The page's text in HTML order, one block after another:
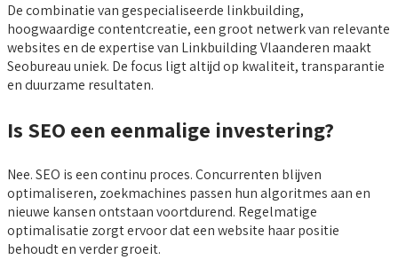
De combinatie van gespecialiseerde linkbuilding,
hoogwaardige contentcreatie, een groot netwerk van relevante
websites en de expertise van Linkbuilding Vlaanderen maakt
Seobureau uniek. De focus ligt altijd op kwaliteit, transparantie
en duurzame resultaten.
Is SEO een eenmalige investering?
Nee. SEO is een continu proces. Concurrenten blijven
optimaliseren, zoekmachines passen hun algoritmes aan en
nieuwe kansen ontstaan voortdurend. Regelmatige
optimalisatie zorgt ervoor dat een website haar positie
behoudt en verder groeit.